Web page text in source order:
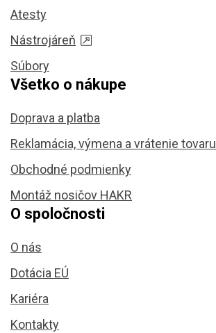
Atesty
Nástrojáreň
Súbory
Všetko o nákupe
Doprava a platba
Reklamácia, výmena a vrátenie tovaru
Obchodné podmienky
Montáž nosičov HAKR
O spoločnosti
O nás
Dotácia EÚ
Kariéra
Kontakty